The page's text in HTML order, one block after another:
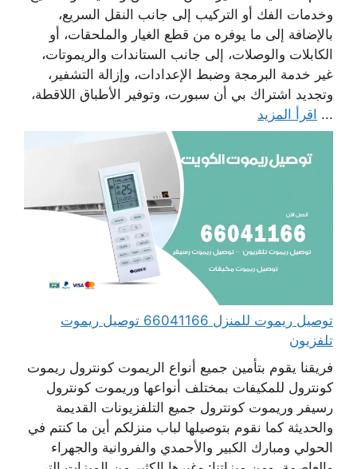
وخدمات الفك أو التركيب إلى جانب النقل السريع،
بالإضافة إلى ما يوفره من قطع الغيار والملحقات، أو
الكابلات والوصلات، إلى جانب الستاندات والريموتات،
غير خدمة البرمجة وضبط الإعدادات، وإزالة التشفير،
وتجديد اشتراك بي أن سبورت، وتوفير الأطباق اللاقطة،
... اقرأ المزيد
توصيل ريموت للمنزل 66041166 توصيل ريموت
تلفزيون
فريقنا يقوم بتأمين جميع أنواع الريموت كونترول ريموت
كونترول للمكيفات بمختلف أنواعها وريموت كونترول
رسيفر وريموت كونترول جميع التلفزيونات القديمة
والحديثة كما نقوم بتوصيلها لباب منزلكم أين ما كنتم في
الحولي ومبارك الكبير والأحمدي والفروانية والجهراء